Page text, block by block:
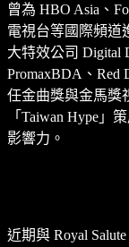
曾為 HBO Asia、
電視台等國際頻道
大特效公司 Digital
PromaxBDA、Red
任金曲獎與金馬獎
「Taiwan Hype」
影響力。
近期與 Royal